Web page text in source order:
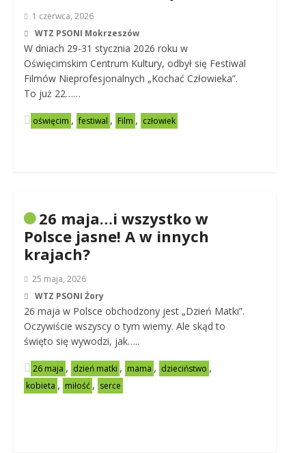
1 czerwca, 2026
WTZ PSONI Mokrzeszów
W dniach 29-31 stycznia 2026 roku w
Oświęcimskim Centrum Kultury, odbył się Festiwal
Filmów Nieprofesjonalnych „Kochać Człowieka”.
To już 22……
oświęcim , festiwal , Film , człowiek
26 maja…i wszystko w
Polsce jasne! A w innych
krajach?
25 maja, 2026
WTZ PSONI Żory
26 maja w Polsce obchodzony jest „Dzień Matki”.
Oczywiście wszyscy o tym wiemy. Ale skąd to
święto się wywodzi, jak…..
26 maja , dzień matki , mama , dzieciństwo ,
kobieta , miłość , serce